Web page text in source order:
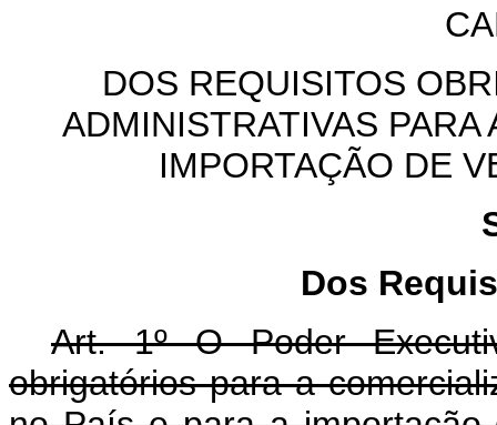
DOS REQUISITOS
ADMINISTRATIVAS PARA
IMPORTAÇÃO DE
Dos
Art. 1º O Poder
obrigatórios para a